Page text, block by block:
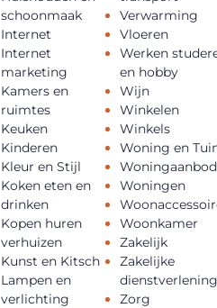
schoonmaak
Internet
Internet
marketing
Kamers en
ruimtes
Keuken
Kinderen
Kleur en Stijl
Koken eten en
drinken
Kopen huren
verhuizen
Kunst en Kitsch
Lampen en
verlichting
Verwarming
Vloeren
Werken
en hobby
Wijn
Winkelen
Winkels
Woning en
Woningaanbod
Woningen
Woonkamer
Zakelijk
Zakelijke
Zorg